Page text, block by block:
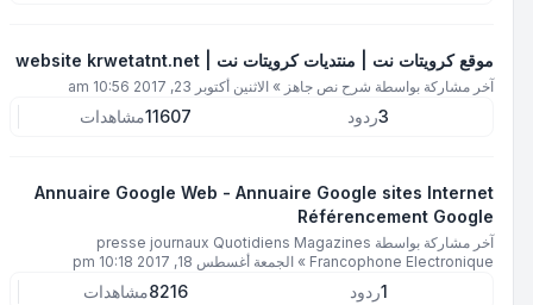
موقع كرويتات نت | منتديات كرويتات نت | website krwetatnt.net
آخر مشاركة بواسطةشرح نص جاهز»الاثنين أكتوبر 23, 2017 10:56 am
ردود 11607مشاهدات
Annuaire Google Web - Annuaire Google sites Internet
Référencement Google
آخر مشاركة بواسطةpresse journaux Quotidiens Magazines
Francophone Electronique
»الجمعة أغسطس 18, 2017 10:18 pm
ردود 8216مشاهدات